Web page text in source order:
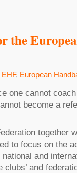
the
EHF, European
one cannot
become a
together
to focus on the
and
and